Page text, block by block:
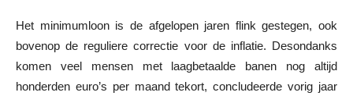
Het minimumloon is de afgelopen jaren flink gestegen, ook
bovenop de reguliere correctie voor de inflatie. Desondanks
komen veel mensen met laagbetaalde banen nog altijd
honderden euro’s per maand tekort, concludeerde vorig jaar